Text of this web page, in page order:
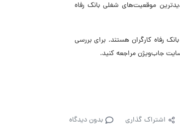
موقعیت‌های شغلی بانک رفاه
رفاه کارگران هستند. برای بررسی
جاب‌ویژن مراجعه کنید.
اشتراک گذاری بدون دیدگاه